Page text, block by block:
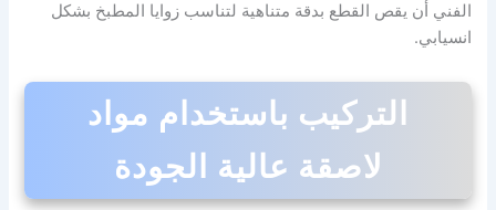
الفني أن يقص القطع بدقة متناهية لتناسب زوايا المطبخ بشكل
انسيابي.
التركيب باستخدام مواد
لاصقة عالية الجودة